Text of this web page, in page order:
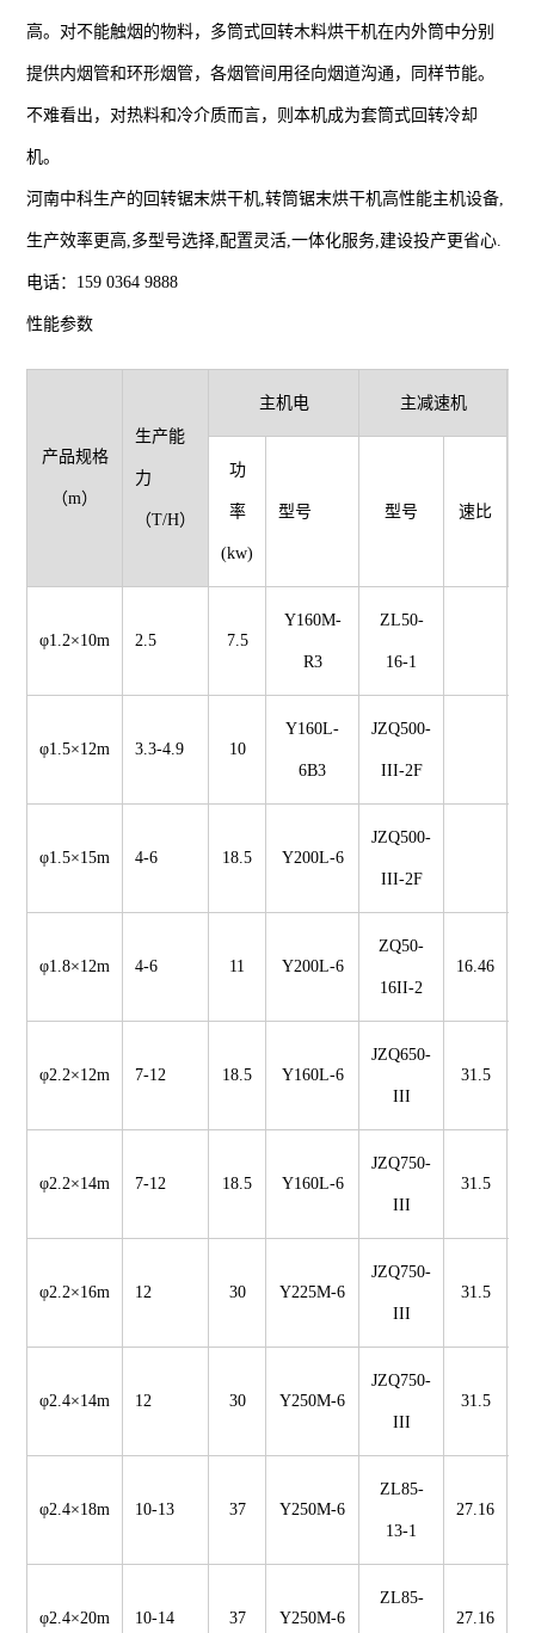
高。对不能触烟的物料，多筒式回转木料烘干机在内外筒中分别
提供内烟管和环形烟管，各烟管间用径向烟道沟通，同样节能。
不难看出，对热料和冷介质而言，则本机成为套筒式回转冷却
机。
河南中科生产的回转锯末烘干机,转筒锯末烘干机高性能主机设备,
生产效率更高,多型号选择,配置灵活,一体化服务,建设投产更省心.
电话：159 0364 9888
性能参数
产品规格
（m）
生产能
力
（T/H）
主机电 主减速机
功
率
(kw)
型号 型号 速比
φ1.2×10m 2.5 7.5
Y160M-
R3
ZL50-
16-1
φ1.5×12m 3.3-4.9 10
Y160L-
6B3
JZQ500-
III-2F
φ1.5×15m 4-6 18.5 Y200L-6
JZQ500-
III-2F
φ1.8×12m 4-6 11 Y200L-6
ZQ50-
16II-2
16.46
φ2.2×12m 7-12 18.5 Y160L-6
JZQ650-
III
31.5
φ2.2×14m 7-12 18.5 Y160L-6
JZQ750-
III
31.5
φ2.2×16m 12 30 Y225M-6
JZQ750-
III
31.5
φ2.4×14m 12 30 Y250M-6
JZQ750-
III
31.5
φ2.4×18m 10-13 37 Y250M-6
ZL85-
13-1
27.16
φ2.4×20m 10-14 37 Y250M-6
ZL85-
27.16